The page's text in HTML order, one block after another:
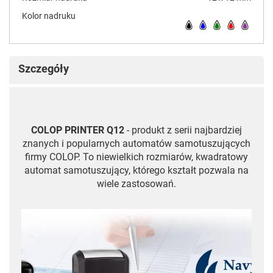
Kolor nadruku
Szczegóły
COLOP PRINTER Q12 - produkt z serii najbardziej
znanych i popularnych automatów samotuszujących
firmy COLOP. To niewielkich rozmiarów, kwadratowy
automat samotuszujący, którego kształt pozwala na
wiele zastosowań.